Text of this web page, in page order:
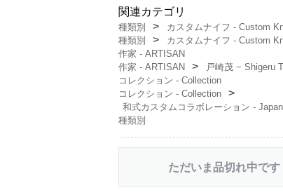
関連カテゴリ
種類別
カスタムナイフ - Custom
種類別
カスタムナイフ - Custom
作家 - ARTISAN
作家 - ARTISAN
戸崎茂 − Shigeru
コレクション - Collection
コレクション - Collection
和式カスタムコラボレーション -
種類別
ただいま品切れ中です